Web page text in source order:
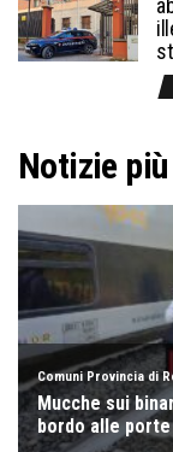
Notizie